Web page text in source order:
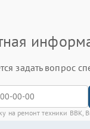
задать вопрос
на ремонт техники BBK,